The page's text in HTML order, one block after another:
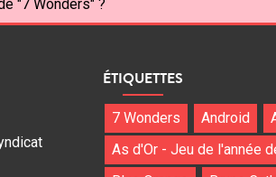
"7 Wonders" ?
ÉTIQUETTES
7 Wonders Android
As d'Or - Jeu de l'année